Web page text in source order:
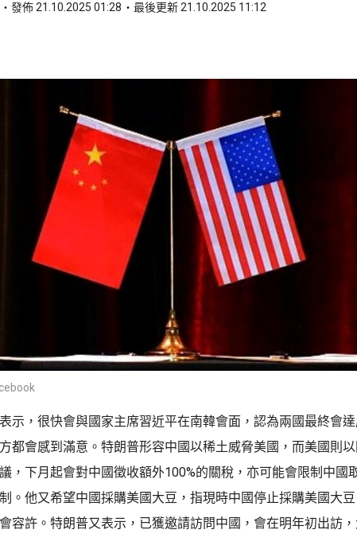
發佈 21.10.2025 01:28 最後更新 21.10.2025 11:12
示，很快會與國家主席習近平在南韓會面，認為兩國最終會
都會感到滿意。特朗普形容中國以稀土威脅美國，而美國則以
，下月起會對中國徵收額外100%的關稅，亦可能會限制中國
。他又希望中國採購美國大豆，指現時中國停止採購美國大
容許。特朗普又表示，已獲邀請訪問中國，會在明年初出訪